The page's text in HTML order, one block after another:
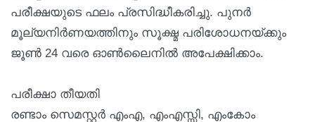
പരീക്ഷയുടെ ഫലം പ്രസിദ്ധീകരിച്ചു. പുനര്‍
മൂല്യനിര്‍ണയത്തിനും സൂക്ഷ്മ പരിശോധനയ്ക്കും
ജൂണ്‍ 24 വരെ ഓണ്‍ലൈനില്‍ അപേക്ഷിക്കാം.
പരീക്ഷാ തീയതി
രണ്ടാം സെമസ്റ്റര്‍ എംഎ, എംഎസ്സി, എംകോം